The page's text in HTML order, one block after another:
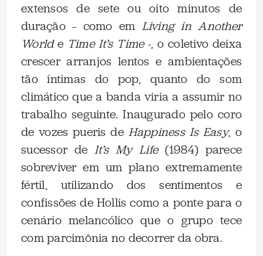
extensos de sete ou oito minutos de
duração – como em Living in Another
Worlde Time It’s Time-, o coletivo deixa
crescer arranjos lentos e ambientações
tão íntimas do pop, quanto do som
climático que a banda viria a assumir no
trabalho seguinte. Inaugurado pelo coro
de vozes pueris de Happiness Is Easy, o
sucessor de It’s My Life(1984) parece
sobreviver em um plano extremamente
fértil, utilizando dos sentimentos e
confissões de Hollis como a ponte para o
cenário melancólico que o grupo tece
com parcimônia no decorrer da obra.